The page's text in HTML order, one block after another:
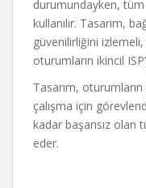
durumundayken,
kullanılır. Tasarım,
güvenilirliğini izlemeli,
oturumların ikincil
Tasarım, oturumların
çalışma için
kadar başarısız olan
eder.